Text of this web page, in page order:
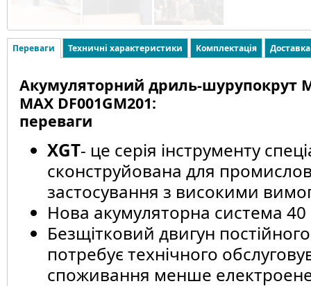
Переваги Техничні характеристики Комплектація
Акумуляторний дриль-шурупокрут
MAX DF001GM201:
переваги
XGT- це серія інструменту
сконструйована для
застосування з високими
Нова акумуляторна система
Безщітковий двигун
потребує технічного
споживання менше